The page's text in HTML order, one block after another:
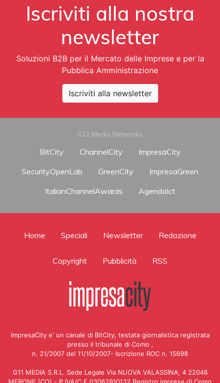
Iscriviti alla nostra
newsletter
Soluzioni B2B per il Mercato delle Imprese e per la
Pubblica Amministrazione
Iscriviti alla newsletter
G11 Media Networks
BitCity ChannelCity
ImpresaCity
SecurityOpenLab
GreenCity
ImpresaGreen
ItalianChannelAwards
AgendaIct
Home Speciali Newsletter Redazione
Copyright Pubblicità RSS
ImpresaCity e' un canale di BitCity, testata giornalistica registrata
presso il tribunale di Como ,
n. 21/2007 del 11/10/2007- Iscrizione ROC n. 15698
G11 MEDIA S.R.L. Sede Legale Via NUOVA VALASSINA, 4 22046
MERONE (CO) - P.IVA/C.F.03062910132 Registro imprese di Como